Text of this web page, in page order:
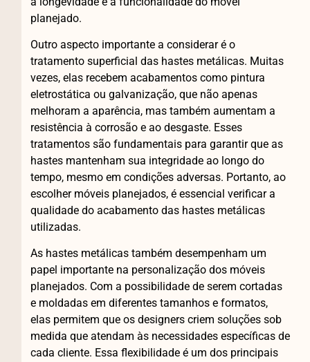
planejado.
Outro aspecto importante a considerar é o
tratamento superficial das hastes metálicas. Muitas
vezes, elas recebem acabamentos como pintura
eletrostática ou galvanização, que não apenas
melhoram a aparência, mas também aumentam a
resistência à corrosão e ao desgaste. Esses
tratamentos são fundamentais para garantir que as
hastes mantenham sua integridade ao longo do
tempo, mesmo em condições adversas. Portanto, ao
escolher móveis planejados, é essencial verificar a
qualidade do acabamento das hastes metálicas
utilizadas.
As hastes metálicas também desempenham um
papel importante na personalização dos móveis
planejados. Com a possibilidade de serem cortadas
e moldadas em diferentes tamanhos e formatos,
elas permitem que os designers criem soluções sob
medida que atendam às necessidades específicas de
cada cliente. Essa flexibilidade é um dos principais